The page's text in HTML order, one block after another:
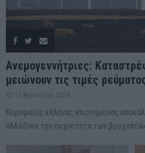
Ανεμογεννήτριες:
μειώνουν τις τιμές
17 Αυγούστου 2024
Κορυφαίος έλληνας επιστήμονας
αλλάζουν την συχνότητα των